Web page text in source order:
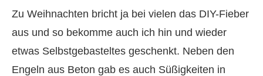
Zu Weihnachten bricht ja bei vielen das DIY-Fieber
aus und so bekomme auch ich hin und wieder
etwas Selbstgebasteltes geschenkt. Neben den
Engeln aus Beton gab es auch Süßigkeiten in